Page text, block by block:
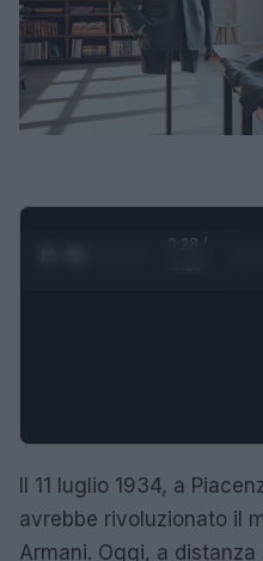
0:29 /
Il 11 luglio 1934, a
avrebbe rivoluzionato il
Armani. Oggi, a